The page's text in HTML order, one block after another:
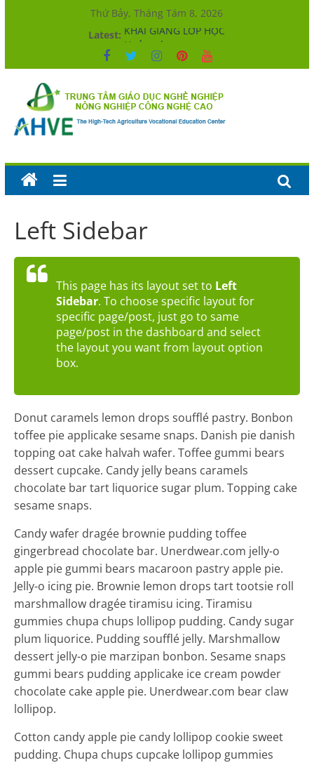
Thứ Bảy, Tháng Tám 8, 2026
Latest: KHAI GIẢNG LỚP HỌC
Hưởng ứng
KHAI GIẢNG LỚP HỌC
KHAI GIẢNG LỚP HỌC
Trung
tâm
nghề
nghiệp
nghệ
cao
High-
Left Sidebar
This page has its layout set to Left
Sidebar. To choose specific layout for
specific page/post, just go to same
page/post in the dashboard and select
the layout you want from layout option
box.
Donut caramels lemon drops soufflé pastry. Bonbon
toffee pie applicake sesame snaps. Danish pie danish
topping oat cake halvah wafer. Toffee gummi bears
dessert cupcake. Candy jelly beans caramels
chocolate bar tart liquorice sugar plum. Topping cake
sesame snaps.
Candy wafer dragée brownie pudding toffee
gingerbread chocolate bar. Unerdwear.com jelly-o
apple pie gummi bears macaroon pastry apple pie.
Jelly-o icing pie. Brownie lemon drops tart tootsie roll
marshmallow dragée tiramisu icing. Tiramisu
gummies chupa chups lollipop pudding. Candy sugar
plum liquorice. Pudding soufflé jelly. Marshmallow
dessert jelly-o pie marzipan bonbon. Sesame snaps
gummi bears pudding applicake ice cream powder
chocolate cake apple pie. Unerdwear.com bear claw
lollipop.
Cotton candy apple pie candy lollipop cookie sweet
pudding. Chupa chups cupcake lollipop gummies